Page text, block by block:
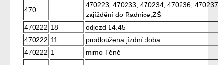
470
470223, 470233, 470234, 470236,
zajíždění do Radnice,ZŠ
470222 18
odjezd 14.45
470222 11
prodloužena jízdní doba
470222 1 mimo Těně